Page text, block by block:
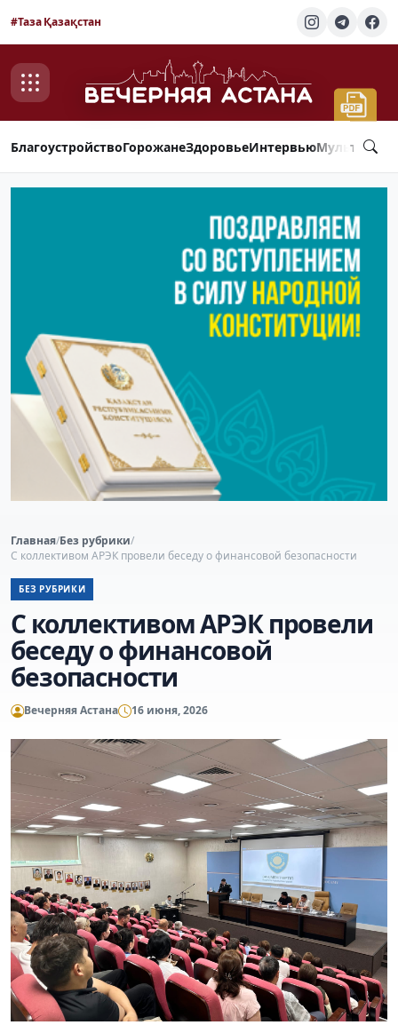
#Таза Қазақстан
БлагоустройствоГорожанеЗдоровьеИнтервью
Главная/Без рубрики/
С коллективом АРЭК провели беседу о финансовой безопасности
БЕЗ РУБРИКИ
С коллективом АРЭК провели
беседу о финансовой
безопасности
Вечерняя Астана 16 июня, 2026